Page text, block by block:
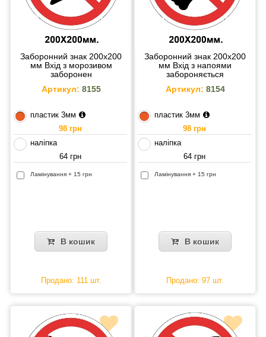
Заборонний знак 200х200
мм Вхід з морозивом
заборонен
Артикул: 8155
пластик 3мм
98 грн
наліпка
64 грн
Ламінування + 15 грн
В кошик
Продано: 111 шт.
Заборонний знак 200х200
мм Вхід з напоями
забороняється
Артикул: 8154
пластик 3мм
98 грн
наліпка
64 грн
Ламінування + 15 грн
В кошик
Продано: 97 шт.